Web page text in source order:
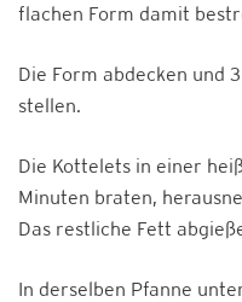
flachen Form damit
Die Form abdecken und
stellen.
Die Kottelets in einer
Minuten braten,
Das restliche Fett
In derselben Pfanne